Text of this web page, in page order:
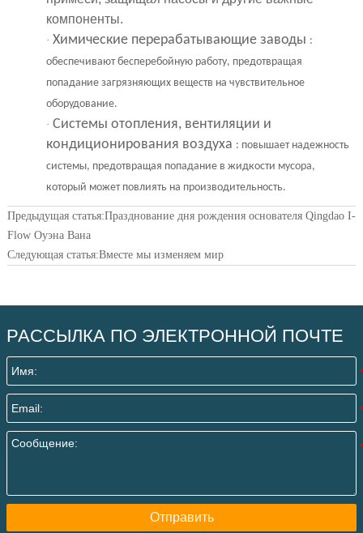
компоненты.
· Химические перерабатывающие заводы :
обеспечивают бесперебойную работу, предотвращая
попадание загрязняющих веществ на чувствительное
оборудование.
· Системы отопления, вентиляции и
кондиционирования воздуха : повышает надежность
системы, предотвращая попадание в жидкости мусора,
который может повлиять на производительность.
Предыдущая статья:Празднование дня рождения основателя Qingdao I-
Flow Оуэна Вана
Следующая статья:Вместе мы изменяем мир
РАССЫЛКА ПО ЭЛЕКТРОННОЙ ПОЧТЕ
Отправить